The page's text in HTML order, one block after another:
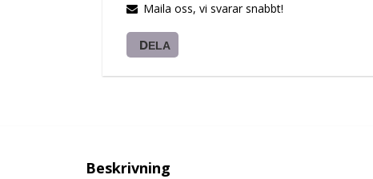
Maila oss, vi svarar snabbt!
DELA
Beskrivning